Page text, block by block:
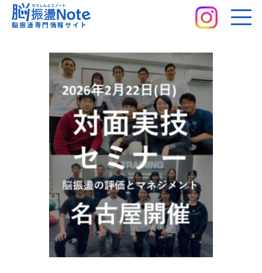
脳振盪Note｜脳振盪専門情報サイト
脳振盪専門情報サイト